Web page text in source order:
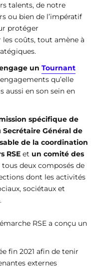
talents, de notre
ou bien de l’impératif
protéger
coûts, tout amène à
un Tournant
qu’elle
aussi en son sein en
spécifique de
Secrétaire Général de
de la coordination
RSE et un comité des
deux composés de
dont les activités
sociétaux et
RSE a conçu un
fin 2021 afin de tenir
externes